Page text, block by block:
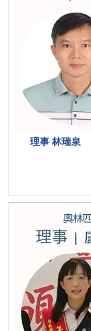
理事 林瑞泉